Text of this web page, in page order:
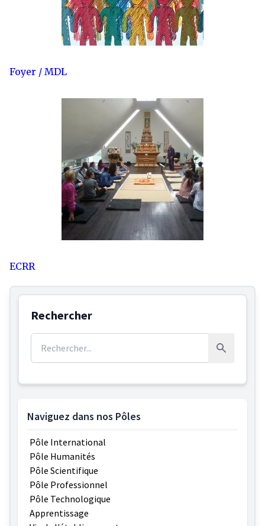
Foyer / MDL
ECRR
Rechercher
Rechercher
Naviguez dans nos Pôles
Pôle International
Pôle Humanités
Pôle Scientifique
Pôle Professionnel
Pôle Technologique
Apprentissage